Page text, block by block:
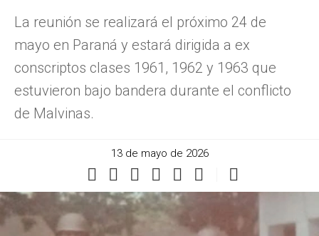
La reunión se realizará el próximo 24 de
mayo en Paraná y estará dirigida a ex
conscriptos clases 1961, 1962 y 1963 que
estuvieron bajo bandera durante el conflicto
de Malvinas.
13 de mayo de 2026